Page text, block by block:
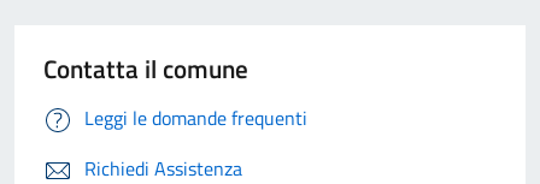
Contatta il comune
Leggi le domande frequenti
Richiedi Assistenza